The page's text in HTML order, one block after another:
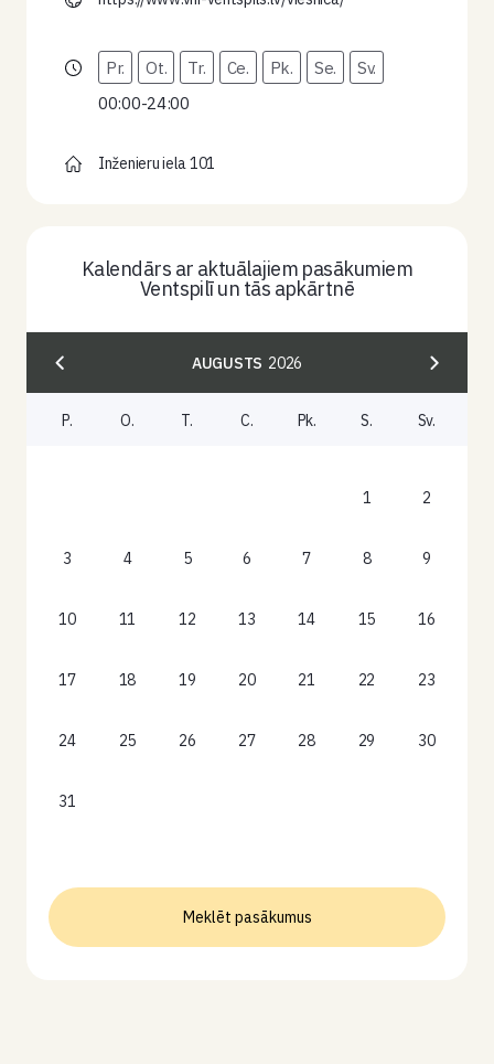
Pr. Ot. Tr. Ce. Pk. Se.
Sv.
00:00-24:00
Inženieru iela 101
Kalendārs ar aktuālajiem pasākumiem
Ventspilī un tās apkārtnē
AUGUSTS 2026
P. O. T. C. Pk. S. Sv.
1 2
3 4 5 6 7 8 9
10 11 12 13 14 15 16
17 18 19 20 21 22 23
24 25 26 27 28 29 30
31
Meklēt pasākumus